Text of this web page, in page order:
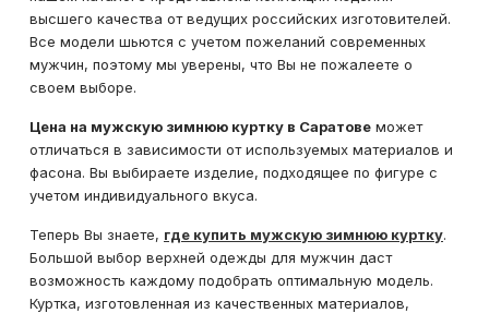
высшего качества от ведущих российских изготовителей.
Все модели шьются с учетом пожеланий современных
мужчин, поэтому мы уверены, что Вы не пожалеете о
своем выборе.
Цена на мужскую зимнюю куртку в Саратове может
отличаться в зависимости от используемых материалов и
фасона. Вы выбираете изделие, подходящее по фигуре с
учетом индивидуального вкуса.
Теперь Вы знаете, где купить мужскую зимнюю куртку.
Большой выбор верхней одежды для мужчин даст
возможность каждому подобрать оптимальную модель.
Куртка, изготовленная из качественных материалов,